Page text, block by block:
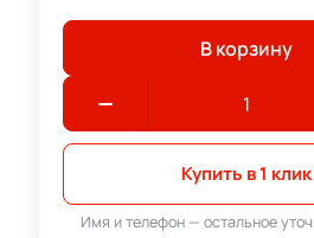
В корзину
Купить в 1 клик
Имя и телефон — остальное